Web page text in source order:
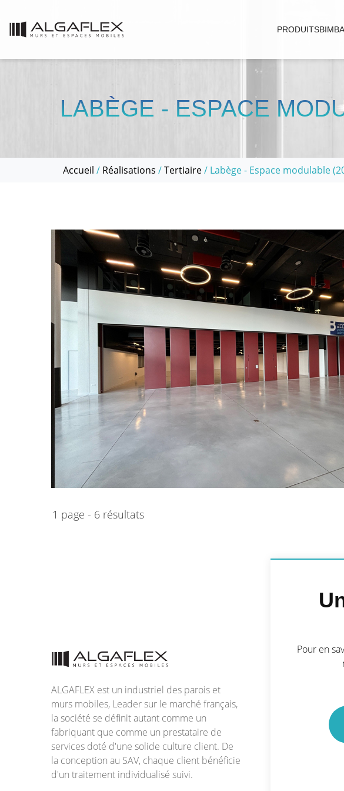
PRODUITSBIM
LABÈGE - ESPACE
Accueil / Réalisations /Tertiaire/ Labège - Espace modulable
1 page - 6 résultats
ALGAFLEX est un industriel des parois et
murs mobiles, Leader sur le marché français,
la société se définit autant comme un
fabriquant que comme un prestataire de
services doté d'une solide culture client. De
la conception au SAV, chaque client bénéficie
d'un traitement individualisé suivi.
Pour en